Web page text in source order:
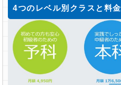
4つのレベル別クラスと料金